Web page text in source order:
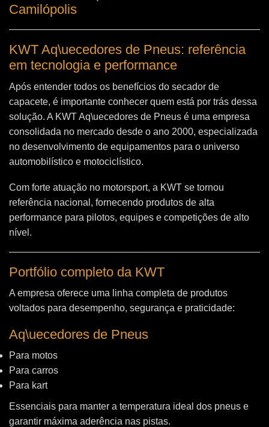
Camilópolis
KWT Aq\uecedores de Pneus: referência
em tecnologia e performance
Após entender todos os benefícios do secador de
capacete, é importante conhecer quem está por trás dessa
solução. A KWT Aq\uecedores de Pneus é uma empresa
consolidada no mercado desde o ano 2000, especializada
no desenvolvimento de equipamentos para o universo
automobilístico e motociclístico.
Com forte atuação no motorsport, a KWT se tornou
referência nacional, fornecendo produtos de alta
performance para pilotos, equipes e competições de alto
nível.
Portfólio completo da KWT
A empresa oferece uma linha completa de produtos
voltados para desempenho, segurança e praticidade:
Aq\uecedores de Pneus
Para motos
Para carros
Para kart
Essenciais para manter a temperatura ideal dos pneus e
garantir máxima aderência nas pistas.